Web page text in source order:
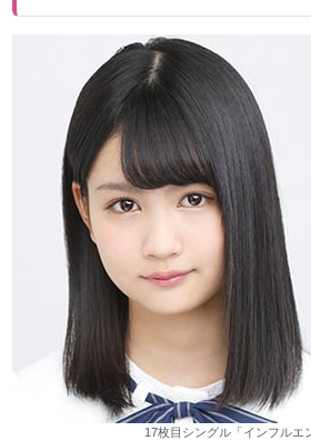
17枚目シングル「インフルエ